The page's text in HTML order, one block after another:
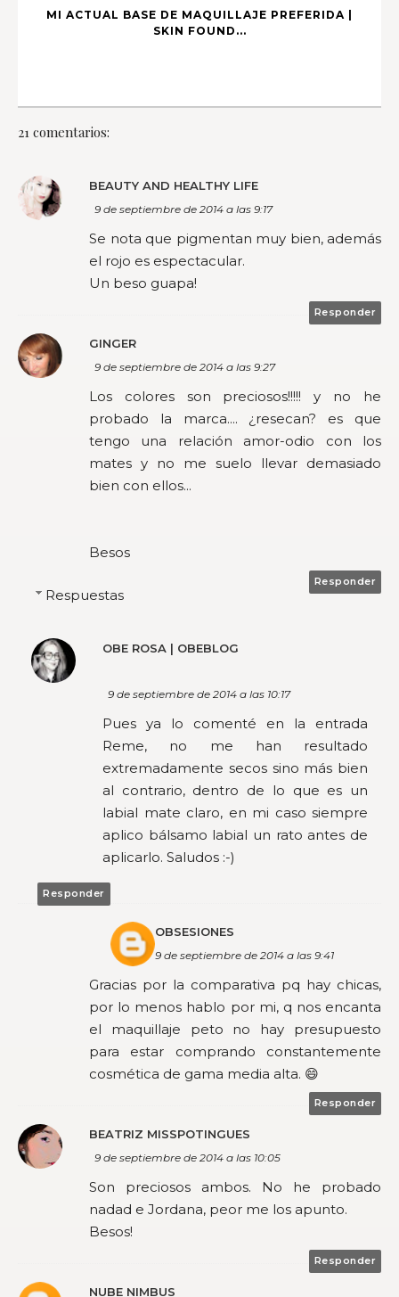
MI ACTUAL BASE DE MAQUILLAJE PREFERIDA |
SKIN FOUND...
21 comentarios:
BEAUTY AND HEALTHY LIFE
9 de septiembre de 2014 a las 9:17
Se nota que pigmentan muy bien, además
el rojo es espectacular.
Un beso guapa!
Responder
GINGER
9 de septiembre de 2014 a las 9:27
Los colores son preciosos!!!!! y no he
probado la marca.... ¿resecan? es que
tengo una relación amor-odio con los
mates y no me suelo llevar demasiado
bien con ellos...
Besos
Responder
Respuestas
OBE ROSA | OBEBLOG
9 de septiembre de 2014 a las 10:17
Pues ya lo comenté en la entrada
Reme, no me han resultado
extremadamente secos sino más bien
al contrario, dentro de lo que es un
labial mate claro, en mi caso siempre
aplico bálsamo labial un rato antes de
aplicarlo. Saludos :-)
Responder
OBSESIONES
9 de septiembre de 2014 a las 9:41
Gracias por la comparativa pq hay chicas,
por lo menos hablo por mi, q nos encanta
el maquillaje peto no hay presupuesto
para estar comprando constantemente
cosmética de gama media alta. 😄
Responder
BEATRIZ MISSPOTINGUES
9 de septiembre de 2014 a las 10:05
Son preciosos ambos. No he probado
nadad e Jordana, peor me los apunto.
Besos!
Responder
NUBE NIMBUS